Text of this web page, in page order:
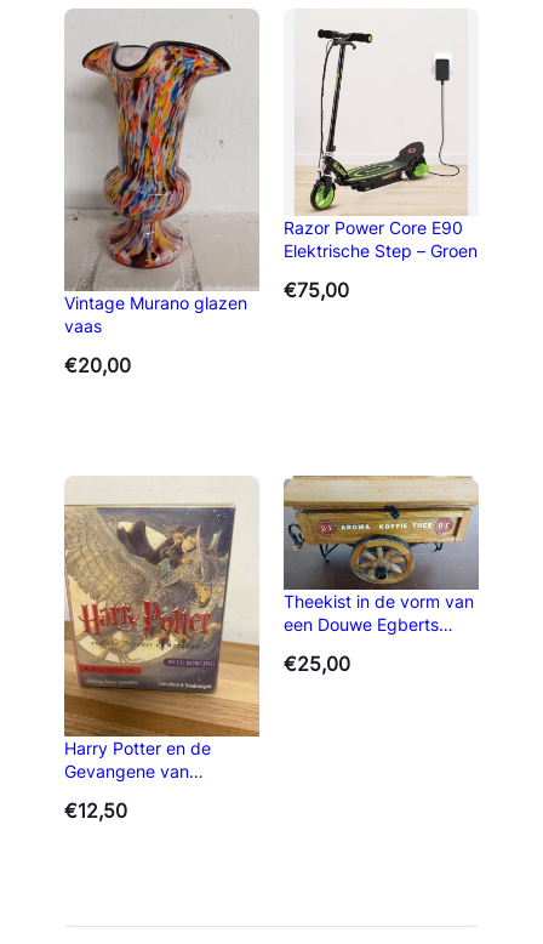
Vintage Murano glazen
vaas
€20,00
Razor Power Core E90
Elektrische Step – Groen
€75,00
Harry Potter en de
Gevangene van
(Engels)
€12,50
Theekist in de vorm van
een Douwe Egberts
€25,00